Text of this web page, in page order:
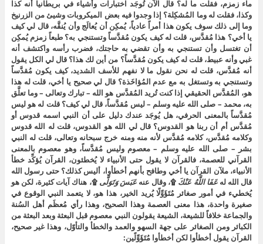
ماء زمزم، فقلت ما له؟ قال الآن تُوجَد اختبارات وأشياء في بريطانيا أنه كذا
وكذا، فقلت له وما المُشكِلة؟ إذا وجدوا فيه بعض الميكروبات وشيئ من الزرنيخ
وما إلى ذلك سوف يكون هذا أمراً عادياً، يُمكِن أن يُعالَج وأن يُنقَّه، قال لي كيف
يا أخي؟ هذا مُقدَّس، قلت له كيف يكون مُقدَّساً وتستنجي به؟ طبعاً زمزم يُمكِن
أن تغتسل وأن تستنجي به وأن تقضي به حاجتك، فضرب رأسه واكتشف أنه
غبي وأنه عبيط، قلت له كيف يكون مُقدَّساً؟ من أين لك هذا؟ قال لي الكل يقول
أنه مُقدَّس، قلت له نحن نقول ما لا نفهم للأسف الشديد، كيف يكون مُقدَّساً
وتستنجي به وتستغل به مع عدم المُؤاخَذة؟ قال لي صحيح يا أخي، قلت له هذا
هو، المُقدَّس الحقيقي إذا كنت تُريد المُقدَّس هو الله – تبارك وتعالى – وما تعلَّق
به، محمد – صلى الله عليه وسلم – ليس مُقدَّساً، قال لي كيف؟ قلت له هو ليس
مُقدَّساً بالمعنى الحرفي، هل يُوجَد عندك دليل على أن النبي اسمه قدوس أو
مُقدَّس أم أن ربنا هو القدوس؟ قال لي الله هو القدوس، قلت له الله قدوس
وكلامه مُقدَّس، كلامه مُقدَّس لأنه منه ومنه خرج سبحانه وتعالى، قلت له النبي
بشر – صلى الله عليه وسلم – معصوم وليس مُقدَّساً، وهو معصوم بالمعنى
القرآني للعصمة، فالقرآن لا يقول حتى الأنبياء لا يُخطئون، القرآن يُؤكِّد خطأ
الأنبياء، ملآن القرآن يا أخي وطافح بأنهم أخطأوا، أليس كذلك؟ حتى رسول الله
قال الله لهعَفَا اللَّهُ عَنْكَ ۩، وقال عنهعَبَسَ وَتَوَلَّى۩، هناك آيات كثيرة، لكن هو
يُخطيء في أمور صغائر مُتَؤَوِّلًا يُريد الخير، هذا هو، لا يتعمد النبي الوقوع في
صغيرة واحدة، هذا معنى العصمة وهذا الصحيح، وهذا رأي مُعظَم أهل السُنة
والجماعة خلافاً للشيعة، الشيعة يقولون النبي معصوم قبل البعثة وبعد البعثة من
الكبائر ومن الصغائر على جهة السهو والعمد والخطأ والتأوّل، وهذا غير صحيح،
القرآن يقول أخطأوا لكن أخطأوا مُتَؤَوِّلًين: